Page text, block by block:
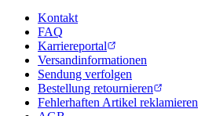
Kontakt
FAQ
Karriereportal
Versandinformationen
Sendung verfolgen
Bestellung retournieren
Fehlerhaften Artikel reklamieren